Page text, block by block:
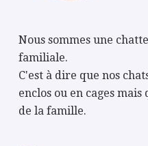
Nous sommes une
familiale.
C'est à dire que nos
enclos ou en cages
de la famille.